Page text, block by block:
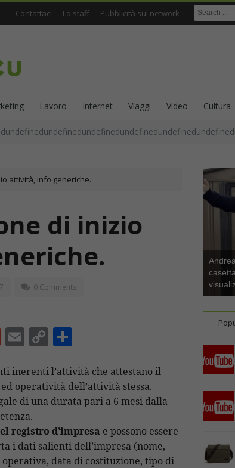
Contattaci Lo staff Pubblicità sul network
Lavoro Internet Viaggi Video Cultura
attività, info generiche.
di inizio
0 Comments
G
ai
l
E
ai
l
C
p
y
Li
n
k
n
di
vi
di
inerenti l’attività che attestano il
operatività dell’attività stessa.
di una durata pari a 6 mesi dalla
registro d’impresa e possono essere
i dati salienti dell’impresa (nome,
data di costituzione, tipo di